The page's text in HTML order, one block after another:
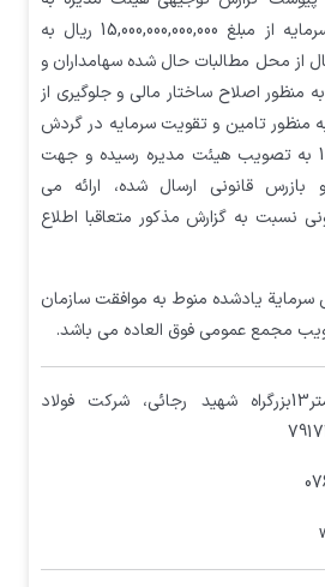
منظور پیشنهاد افزایش سرمایه از مبلغ 15,000,000,000,000 ریال به
30,000,000,000,000 ریال از محل مطالبات حال شده سهامداران و
منظور اصلاح ساختار مالي و جلوگيري از
منظور تامين و تقويت سرمايه در گردش
که در تاریخ 13/06/1398 به تصویب هیئت مدیره رسیده و جهت
قانونی ارسال شده، ارائه می
نسبت به گزارش مذکور متعاقبا اطلاع
یادشده منوط به موافقت سازمان
مجمع عمومی فوق العاده می باشد.
نشانی: بندرعباس، کیلومتر13بزرگراه شهید رجائی، شرکت فولاد